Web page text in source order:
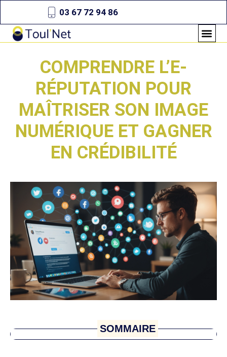
03 67 72 94 86
COMPRENDRE L’E-
RÉPUTATION POUR
MAÎTRISER SON IMAGE
NUMÉRIQUE ET GAGNER
EN CRÉDIBILITÉ
SOMMAIRE